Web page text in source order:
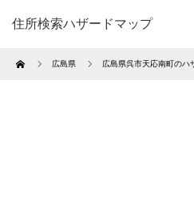
住所検索ハザードマップ
Home 広島県 広島県呉市天応南町のハ